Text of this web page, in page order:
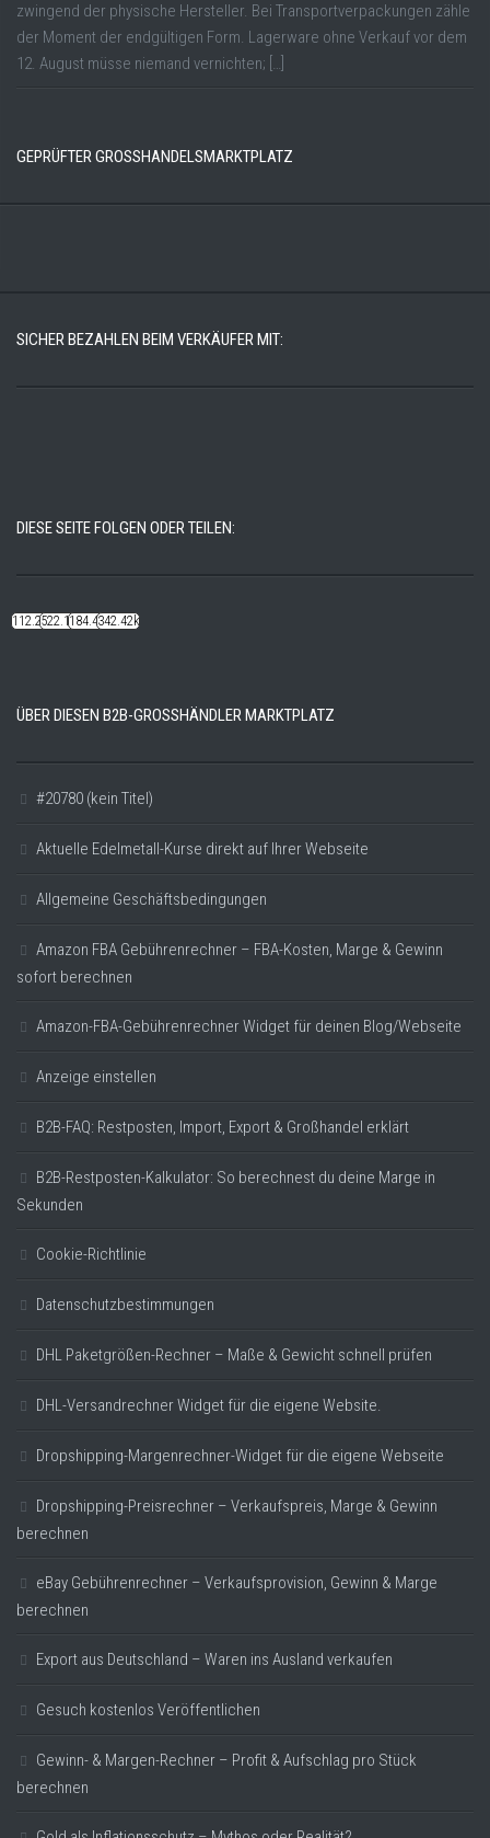
zwingend der physische Hersteller. Bei Transportverpackungen zähle
der Moment der endgültigen Form. Lagerware ohne Verkauf vor dem
12. August müsse niemand vernichten; […]
GEPRÜFTER GROSSHANDELSMARKTPLATZ
SICHER BEZAHLEN BEIM VERKÄUFER MIT:
DIESE SEITE FOLGEN ODER TEILEN:
112.22k522.14k184.48k342.42k
ÜBER DIESEN B2B-GROSSHÄNDLER MARKTPLATZ
#20780 (kein Titel)
Aktuelle Edelmetall-Kurse direkt auf Ihrer Webseite
Allgemeine Geschäftsbedingungen
Amazon FBA Gebührenrechner – FBA-Kosten, Marge & Gewinn
sofort berechnen
Amazon-FBA-Gebührenrechner Widget für deinen Blog/Webseite
Anzeige einstellen
B2B-FAQ: Restposten, Import, Export & Großhandel erklärt
B2B-Restposten-Kalkulator: So berechnest du deine Marge in
Sekunden
Cookie-Richtlinie
Datenschutzbestimmungen
DHL Paketgrößen-Rechner – Maße & Gewicht schnell prüfen
DHL-Versandrechner Widget für die eigene Website.
Dropshipping-Margenrechner-Widget für die eigene Webseite
Dropshipping-Preisrechner – Verkaufspreis, Marge & Gewinn
berechnen
eBay Gebührenrechner – Verkaufsprovision, Gewinn & Marge
berechnen
Export aus Deutschland – Waren ins Ausland verkaufen
Gesuch kostenlos Veröffentlichen
Gewinn- & Margen-Rechner – Profit & Aufschlag pro Stück
berechnen